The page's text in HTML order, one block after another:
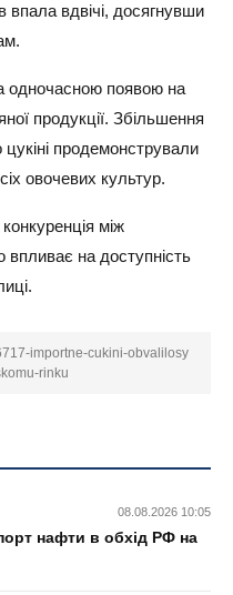
впала вдвічі, досягнувши
одночасною появою на
продукції. Збільшення
продемонстрували
овочевих культур.
між
на доступність
importne-cukini-obvalilosy
rinku
08.08.2026 10:05
нафти в обхід РФ на